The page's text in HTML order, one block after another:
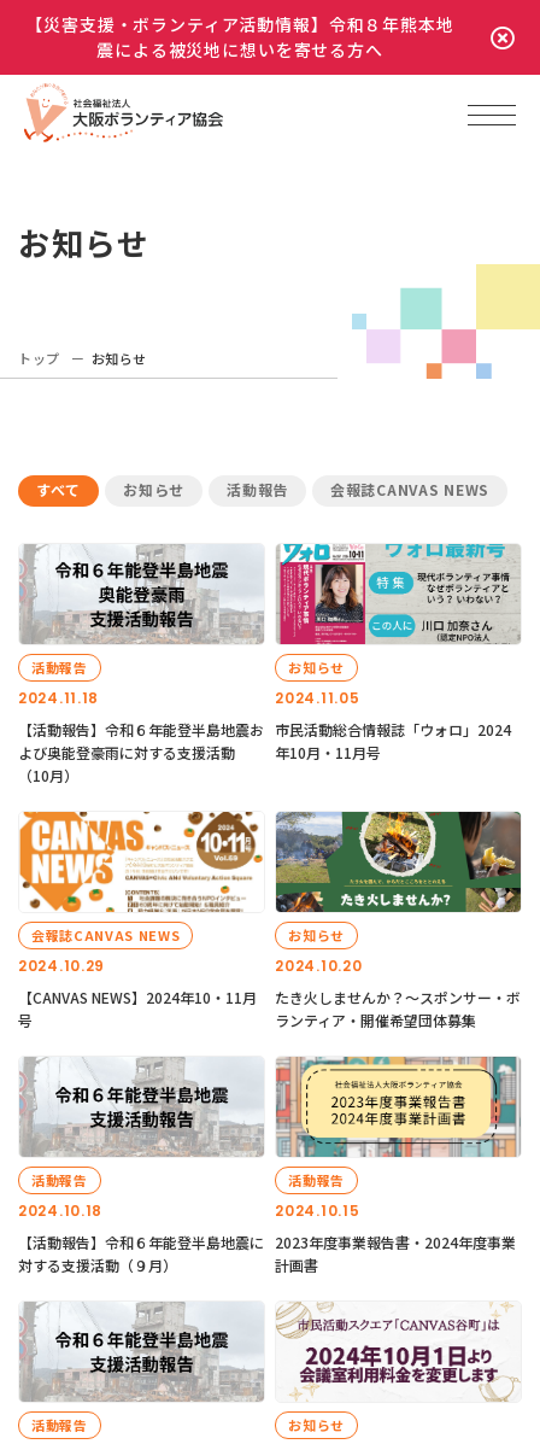
【災害支援・ボランティア活動情報】令和８年熊本地
震による被災地に想いを寄せる方へ
お知らせ
トップ お知らせ
すべて お知らせ 活動報告 会報誌CANVAS NEWS
2024.11.18
活動報告
【活動報告】令和６年能登半島地震お
よび奥能登豪雨に対する支援活動
（10月）
2024.11.05
お知らせ
市民活動総合情報誌「ウォロ」2024
年10月・11月号
2024.10.29
会報誌CANVAS NEWS
【CANVAS NEWS】2024年10・11月
号
2024.10.20
お知らせ
たき火しませんか？～スポンサー・ボ
ランティア・開催希望団体募集
2024.10.18
活動報告
【活動報告】令和６年能登半島地震に
対する支援活動（９月）
2024.10.15
活動報告
2023年度事業報告書・2024年度事業
計画書
活動報告 お知らせ